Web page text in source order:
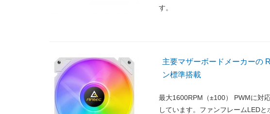
す。
主要マザーボードメーカーの
ン標準搭載
最大1600RPM（±100） PWMに対
しています。ファンフレームLED